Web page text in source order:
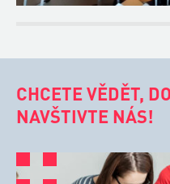
CHCETE VĚDĚT,
NAVŠTIVTE NÁS!